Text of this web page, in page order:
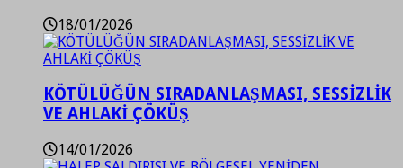
18/01/2026
KÖTÜLÜĞÜN SIRADANLAŞMASI, SESSİZLİK
VE AHLAKİ ÇÖKÜŞ
14/01/2026